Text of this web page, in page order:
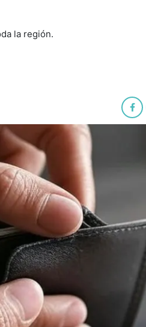
la región.